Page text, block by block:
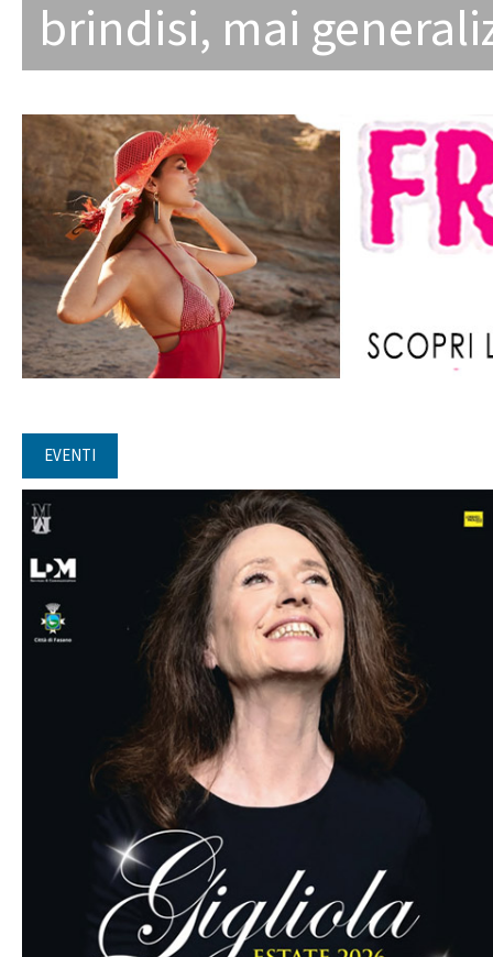
brindisi, mai
EVENTI